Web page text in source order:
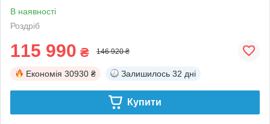
В наявності
Роздріб
115 990 ₴ 146 920 ₴
Економія 30930 ₴ Залишилось 32 дні
Купити